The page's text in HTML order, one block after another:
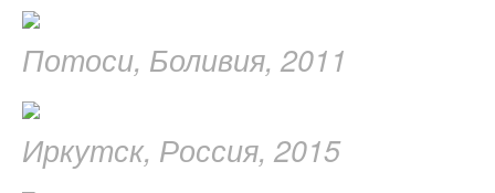
Потоси, Боливия, 2011
Иркутск, Россия, 2015